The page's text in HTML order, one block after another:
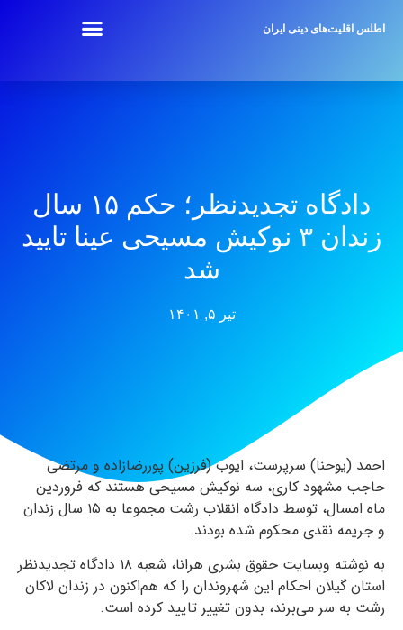
اطلس اقلیت‌های دینی ایران
دادگاه تجدیدنظر؛ حکم ۱۵ سال
زندان ۳ نوکیش مسیحی عینا تایید
شد
تیر ۵, ۱۴۰۱
احمد (یوحنا) سرپرست، ایوب (فرزین) پوررضازاده و مرتضی
حاجب مشهود کاری، سه نوکیش مسیحی هستند که فروردین
ماه امسال، توسط دادگاه انقلاب رشت مجموعا به ۱۵ سال زندان
و جریمه نقدی محکوم شده بودند.
به نوشته وبسایت حقوق بشری هرانا، شعبه ۱۸ دادگاه تجدیدنظر
استان گیلان احکام این شهروندان را که هم‌اکنون در زندان لاکان
رشت به سر می‌برند، بدون تغییر تایید کرده است.